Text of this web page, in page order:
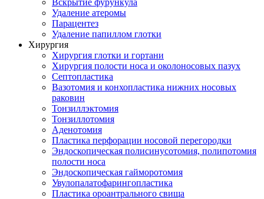
Удаление атеромы
Парацентез
Удаление папиллом глотки
Хирургия
Хирургия глотки и гортани
Хирургия полости носа и околоносовых пазух
Септопластика
Вазотомия и конхопластика нижних носовых
раковин
Тонзиллэктомия
Тонзиллотомия
Аденотомия
Пластика перфорации носовой перегородки
Эндоскопическая полисинусотомия, полипотомия
полости носа
Эндоскопическая гайморотомия
Увулопалатофарингопластика
Пластика ороантрального свища